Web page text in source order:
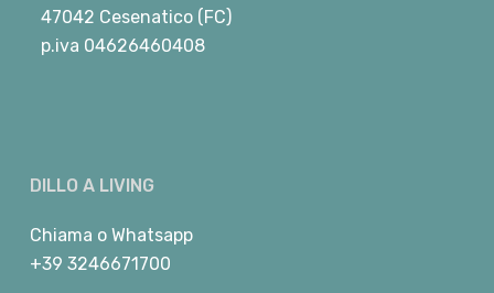
47042 Cesenatico (FC)
p.iva 04626460408
DILLO A LIVING
Chiama o Whatsapp
+39 3246671700